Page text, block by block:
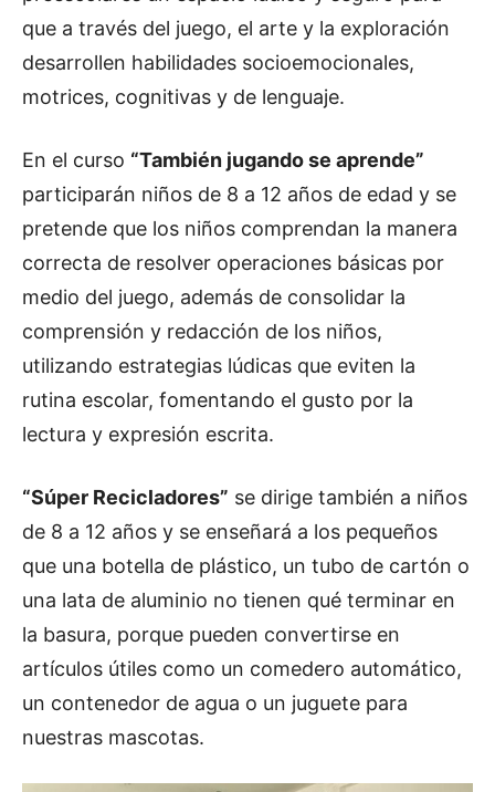
que a través del juego, el arte y la exploración
desarrollen habilidades socioemocionales,
motrices, cognitivas y de lenguaje.
En el curso “También jugando se aprende”
participarán niños de 8 a 12 años de edad y se
pretende que los niños comprendan la manera
correcta de resolver operaciones básicas por
medio del juego, además de consolidar la
comprensión y redacción de los niños,
utilizando estrategias lúdicas que eviten la
rutina escolar, fomentando el gusto por la
lectura y expresión escrita.
“Súper Recicladores” se dirige también a niños
de 8 a 12 años y se enseñará a los pequeños
que una botella de plástico, un tubo de cartón o
una lata de aluminio no tienen qué terminar en
la basura, porque pueden convertirse en
artículos útiles como un comedero automático,
un contenedor de agua o un juguete para
nuestras mascotas.